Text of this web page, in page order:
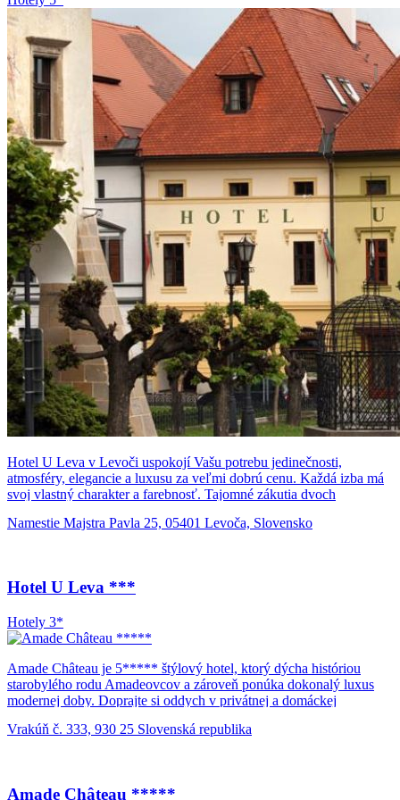
pochádzajúcej z 13.storočia. Vstúpte a odhaľte očarujúci interiér s
arkádovitými chodbami a nádherným vitrážovým stropom
prinášajúcim všetkým našim návštevníkom jedinečnú atmosféru
spojenia histórie s luxusom dnešnej doby. Napriek svojej polohe v
srdci Starého mesta je ľahko dostupný aj autom zo všetkých
hlavných smerov. Parkovanie je zabezpečené v modernej
podzemnej garáži oproti budove hotela.
Hotel U Leva v Levoči uspokojí Vašu potrebu jedinečnosti,
atmosféry, elegancie a luxusu za veľmi dobrú cenu. Každá izba má
svoj vlastný charakter a farebnosť. Tajomné zákutia dvoch
najstaršia časť je zo 14. storočia sa výborne dopĺňajú s moderným
Majstra Pavla z Levoče, najvyšší na svete.
Namestie Majstra Pavla 25, 05401 Levoča, Slovensko
Hotel U Leva ***
Hotely 3*
Amade Château je 5***** štýlový hotel, ktorý dýcha históriou
starobylého rodu Amadeovcov a zároveň ponúka dokonalý luxus
modernej doby. Doprajte si oddych v privátnej a domáckej
tureckých kúpeľoch, ktoré sú jeho súčasťou. Hotel má výnimočnú
Vrakúň č. 333, 930 25 Slovenská republika
Amade Château *****